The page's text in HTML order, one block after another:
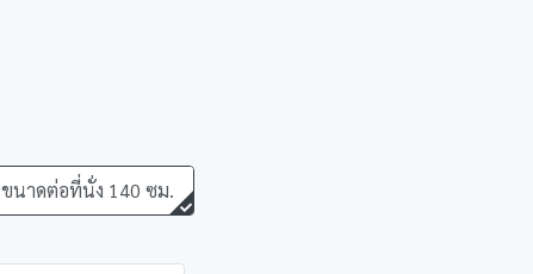
ขนาดต่อที่นั่ง 140 ซม.